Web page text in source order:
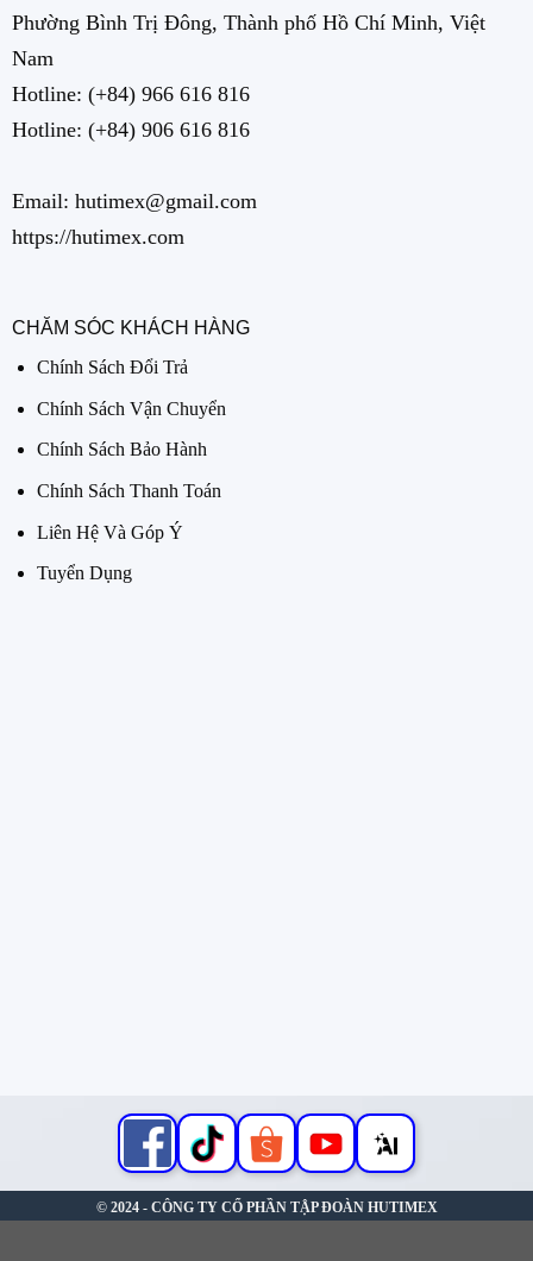
Phường Bình Trị Đông, Thành phố Hồ Chí Minh, Việt
Nam
Hotline: (+84) 966 616 816
Hotline: (+84) 906 616 816
Email: hutimex@gmail.com
https://hutimex.com
CHĂM SÓC KHÁCH HÀNG
Chính Sách Đổi Trả
Chính Sách Vận Chuyển
Chính Sách Bảo Hành
Chính Sách Thanh Toán
Liên Hệ Và Góp Ý
Tuyển Dụng
© 2024 - CÔNG TY CỔ PHẦN TẬP ĐOÀN HUTIMEX